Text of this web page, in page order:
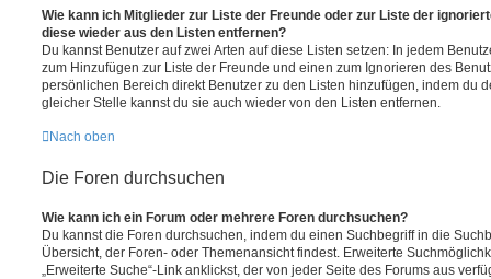
Wie kann ich Mitglieder zur Liste der Freunde oder zur Liste der
diese wieder aus den Listen entfernen?
Du kannst Benutzer auf zwei Arten auf diese Listen setzen: In jedem
zum Hinzufügen zur Liste der Freunde und einen zum Ignorieren des
persönlichen Bereich direkt Benutzer zu den Listen hinzufügen, indem du
gleicher Stelle kannst du sie auch wieder von den Listen entfernen.
Nach oben
Die Foren durchsuchen
Wie kann ich ein Forum oder mehrere Foren durchsuchen?
Du kannst die Foren durchsuchen, indem du einen Suchbegriff in die
Übersicht, der Foren- oder Themenansicht findest. Erweiterte
„Erweiterte Suche“-Link anklickst, der von jeder Seite des Forums aus